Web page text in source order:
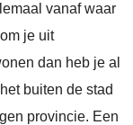
vanaf waar
je uit
dan heb je al
buiten de stad
provincie. Een